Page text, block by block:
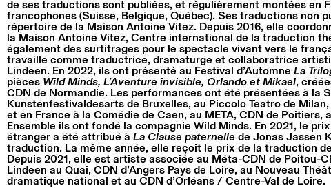
de ses traductions sont publiées, et régulièrement montées en
francophones (Suisse, Belgique, Québec). Ses traductions non
répertoire de la Maison Antoine Vitez. Depuis 2016, elle
la Maison Antoine Vitez, Centre international de la traduction
également des surtitrages pour le spectacle vivant vers le
travaille comme traductrice, dramaturge et collaboratrice
Lindeen. En 2022, ils ont présenté au Festival d’Automne La
pièces Wild Minds, L’Aventure invisible, Orlando et Mikael,
CDN de Normandie. Les performances ont été présentées à la
Kunstenfestivaldesarts de Bruxelles, au Piccolo Teatro de
et en France à la Comédie de Caen, au META, CDN de Poitiers,
Ensemble ils ont fondé la compagnie Wild Minds. En 2021, le
étranger a été attribué à La Clause paternelle de Jonas Jassen
traduction. La même année, elle reçoit le prix de la traduction
Depuis 2021, elle est artiste associée au Méta-CDN de Poitou-
Lindeen au Quai, CDN d’Angers Pays de Loire, au Nouveau
dramatique national et au CDN d’Orléans / Centre-Val de Loire.